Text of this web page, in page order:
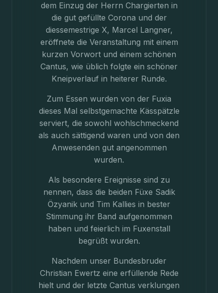
dem Einzug der Herrn Chargierten in
die gut gefüllte Corona und der
diessemestrige X, Marcel Langner,
eröffnete die Veranstaltung mit einem
kurzen Vorwort und einem schönen
Cantus, wie üblich folgte ein schöner
Kneipverlauf in heiterer Runde.
Zum Essen wurden von der Fuxia
dieses Mal selbstgemachte Kässpätzle
serviert, die sowohl wohlschmeckend
als auch sättigend waren und von den
Anwesenden gut angenommen
wurden.
Als besondere Ereignisse sind zu
nennen, dass die beiden Füxe Sadik
Özyanik und Tim Kallies in bester
Stimmung ihr Band aufgenommen
haben und feierlich im Fuxenstall
begrüßt wurden.
Nachdem unser Bundesbruder
Christian Ewertz eine erfüllende Rede
hielt und der letzte Cantus verklungen